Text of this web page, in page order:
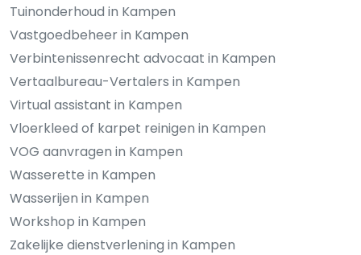
Tuinonderhoud in Kampen
Vastgoedbeheer in Kampen
Verbintenissenrecht advocaat in Kampen
Vertaalbureau-Vertalers in Kampen
Virtual assistant in Kampen
Vloerkleed of karpet reinigen in Kampen
VOG aanvragen in Kampen
Wasserette in Kampen
Wasserijen in Kampen
Workshop in Kampen
Zakelijke dienstverlening in Kampen